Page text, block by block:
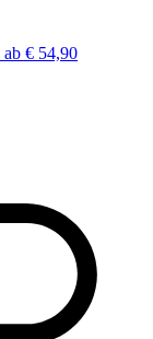
ab € 54,90